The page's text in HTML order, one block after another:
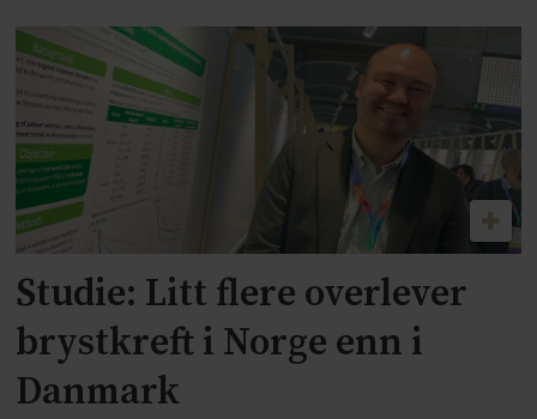
Studie: Litt flere overlever
brystkreft i Norge enn i
Danmark